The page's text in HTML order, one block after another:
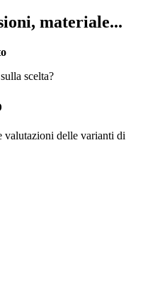
materiale...
scelta?
valutazioni delle varianti di